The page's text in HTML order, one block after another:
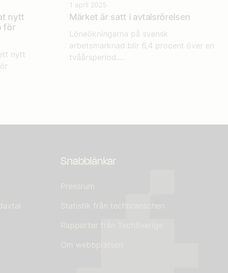
nytt
för
nytt
1 april 2025
Märket är satt i avtalsrörelsen
Löneökningarna på svensk
arbetsmarknad blir 6,4 procent över en
tvåårsperiod....
Snabblänkar
Pressrum
Statistik från techbranschen
Rapporter från TechSverige
Om webbplatsen